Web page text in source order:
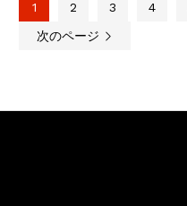
1 2 3 4
次のページ